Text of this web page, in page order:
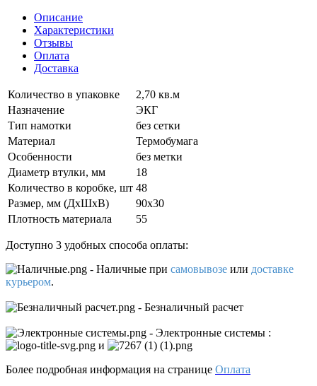
Описание
Характеристики
Отзывы
Оплата
Доставка
Количество в упаковке
2,70 кв.м
Назначение
ЭКГ
Тип намотки
без сетки
Материал
Термобумага
Особенности
без метки
Диаметр втулки, мм
18
Количество в коробке, шт 48
Размер, мм (ДxШxВ)
90х30
Плотность материала
55
Доступно 3 удобных способа оплаты:
- Наличные при самовывозе или доставке
курьером.
- Безналичный расчет
- Электронные системы :
и
Более подробная информация на странице Оплата